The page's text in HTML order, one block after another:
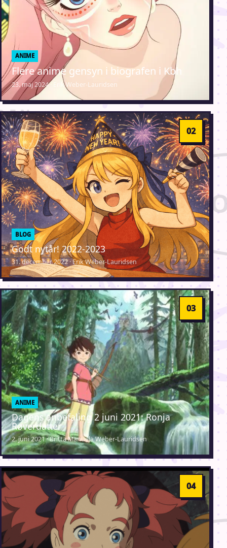
ANIME
Flere anime gensyn i biografen i Kbh
23. maj 2024 · Erik Weber-Lauridsen
BLOG
Godt nytår! 2022-2023
31. december 2022 · Erik Weber-Lauridsen
ANIME
Dagens anbefaling 2 juni 2021: Ronja
Røverdatter
2. juni 2021 · Britta Manuela Weber-Lauridsen